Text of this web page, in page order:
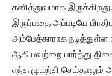
தனித்துவமாக
இருப்பதை அப்படியே
அம்பேத்காராக நடித்துள்ள
ஆகியவற்றை பார்த்து
எந்த முயற்சி செய்தாலும்